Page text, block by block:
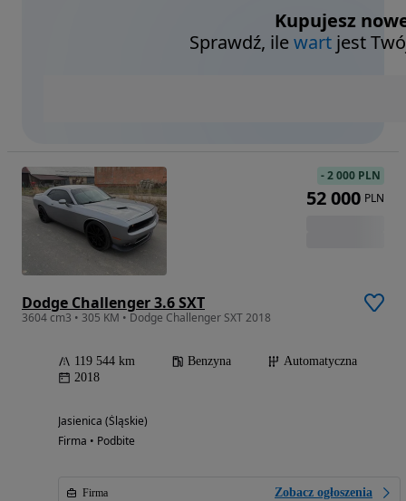
Kupujesz
Sprawdź, ilewart jest
Dodge Challenger 3.6 SXT
3604 cm3 • 305 KM • Dodge Challenger SXT 2018
119 544 km Benzyna
Automatyczna
2018
Jasienica (Śląskie)
Firma • Podbite
Firma Zobacz ogłoszenia
-2 000 PLN
52 000 PLN